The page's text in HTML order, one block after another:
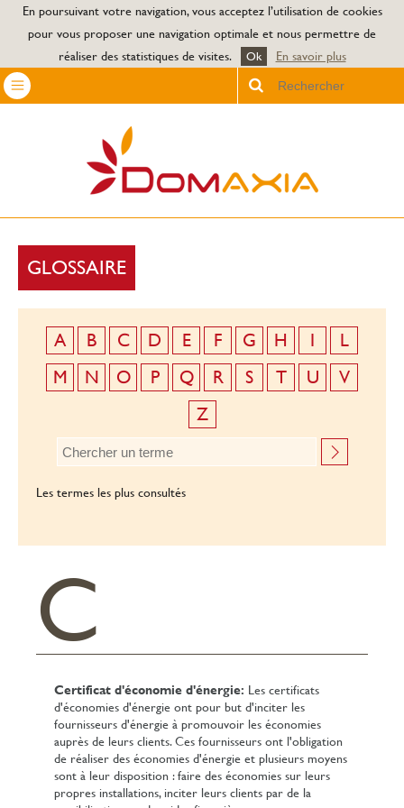
Jump to navigation
En poursuivant votre navigation, vous acceptez l’utilisation de cookies
pour vous proposer une navigation optimale et nous permettre de
réaliser des statistiques de visites.
Ok En savoir plus
Chercher
GLOSSAIRE
A B C D E F G H I
L
M
N O P Q R S T U
V
Z
Les termes les plus consultés
C
Certificat d'économie d'énergie: Les certificats
d'économies d'énergie ont pour but d'inciter les
fournisseurs d'énergie à promouvoir les économies
auprès de leurs clients. Ces fournisseurs ont l'obligation
de réaliser des économies d'énergie et plusieurs moyens
sont à leur disposition : faire des économies sur leurs
propres installations, inciter leurs clients par de la